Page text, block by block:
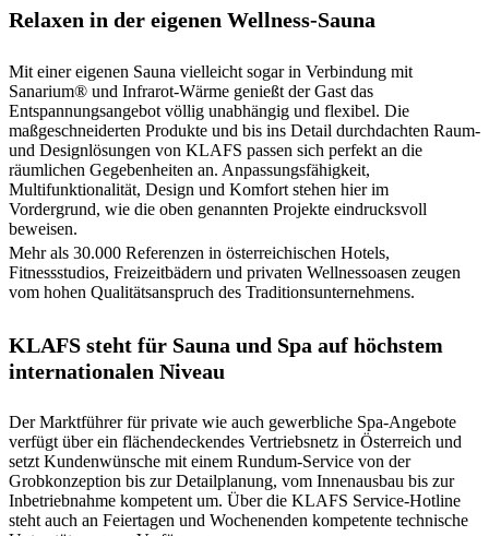
Relaxen in der eigenen Wellness-Sauna
Mit einer eigenen Sauna vielleicht sogar in Verbindung mit
Sanarium® und Infrarot-Wärme genießt der Gast das
Entspannungsangebot völlig unabhängig und flexibel. Die
maßgeschneiderten Produkte und bis ins Detail durchdachten Raum-
und Designlösungen von KLAFS passen sich perfekt an die
räumlichen Gegebenheiten an. Anpassungsfähigkeit,
Multifunktionalität, Design und Komfort stehen hier im
Vordergrund, wie die oben genannten Projekte eindrucksvoll
beweisen.
Mehr als 30.000 Referenzen in österreichischen Hotels,
Fitnessstudios, Freizeitbädern und privaten Wellnessoasen zeugen
vom hohen Qualitätsanspruch des Traditionsunternehmens.
KLAFS steht für Sauna und Spa auf höchstem
internationalen Niveau
Der Marktführer für private wie auch gewerbliche Spa-Angebote
verfügt über ein flächendeckendes Vertriebsnetz in Österreich und
setzt Kundenwünsche mit einem Rundum-Service von der
Grobkonzeption bis zur Detailplanung, vom Innenausbau bis zur
Inbetriebnahme kompetent um. Über die KLAFS Service-Hotline
steht auch an Feiertagen und Wochenenden kompetente technische